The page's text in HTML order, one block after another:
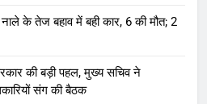
के तेज बहाव में बही कार, 6 की मौत; 2
की बड़ी पहल, मुख्य सचिव ने
संग की बैठक